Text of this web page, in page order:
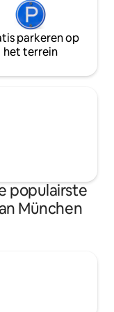
parkeren op
het terrein
populairste
München